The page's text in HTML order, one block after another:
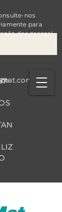
nos
para
dos preços!